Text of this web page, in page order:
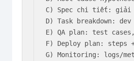
C) Spec chi tiết: giải
D) Task breakdown:
E) QA plan: test
F) Deploy plan: steps
G) Monitoring: logs/